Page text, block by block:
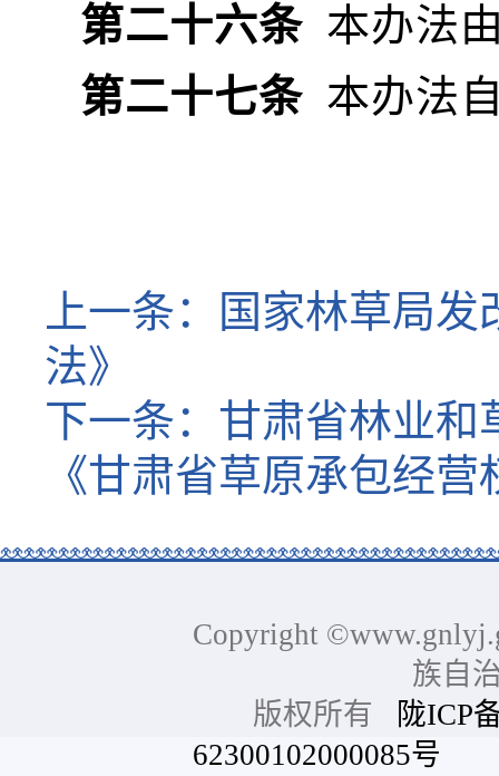
第二十六条 本办法
第二十七条 本办法
上一条：
国家林草局发
法》
下一条： 甘肃省林业和
《甘肃省草原承包经
Copyright
族自
版权所有
陇ICP
62300102000085号